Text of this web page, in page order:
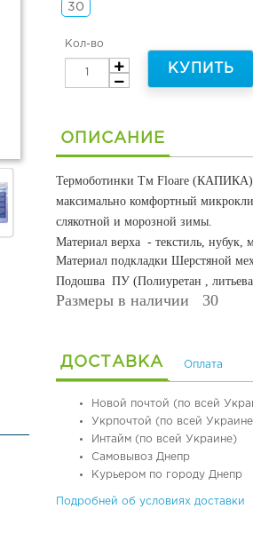
30
Кол-во
КУПИТЬ
ОПИСАНИЕ
Термоботинки Тм Floare (КАПИКА) -
максимально комфортный
слякотной и морозной зимы.
Материал верха - текстиль, нубук,
Материал подкладки Шерстяной
Подошва ПУ (Полиуретан ,
Размеры в наличии 30
ДОСТАВКА Оплата
Новой почтой (по всей
Укрпочтой (по всей
Интайм (по всей Украине)
Самовывоз Днепр
Курьером по городу Днепр
Подробней об условиях доставки